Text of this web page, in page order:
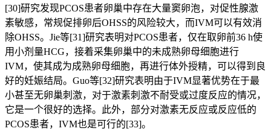
[30]研究发现PCOS患者卵巢中存在大量窦卵泡，对促性腺激
素敏感，常规促排卵后OHSS的风险较大，而IVM可以有效消
除OHSS。Jie等[31]研究表明对PCOS患者，仅在取卵前36 h使
用小剂量HCG，接着采集卵巢中的未成熟卵母细胞进行
IVM，使其成为成熟卵母细胞，再进行体外授精，可以得到良
好的妊娠结局。Guo等[32]研究表明由于IVM显著优势在于最
小甚至无卵巢刺激，对于激素刺激不耐受或过度反应的情况，
它是一个很好的选择。此外，部分对激素无反应或反应低的
PCOS患者，IVM也是可行的[33]。